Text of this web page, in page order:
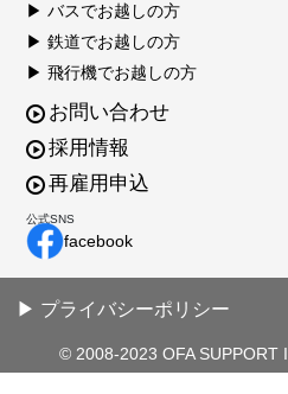
▶ バスでお越しの方
▶ 鉄道でお越しの方
▶ 飛行機でお越しの方
お問い合わせ
採用情報
再雇用申込
公式SNS
facebook
▶ プライバシーポリシー
© 2008-2023 OFA SUPPORT